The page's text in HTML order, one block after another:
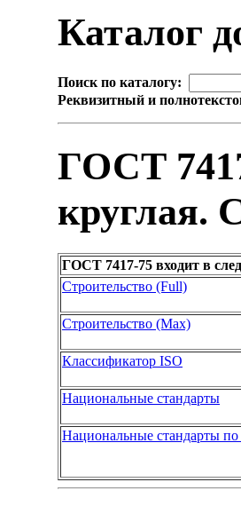
Каталог
Поиск по каталогу:
Реквизитный и
ГОСТ
круглая.
ГОСТ 7417-75 входит в
Строительство (Full)
Строительство (Max)
Классификатор ISO
Национальные стандарты
Национальные стандарты